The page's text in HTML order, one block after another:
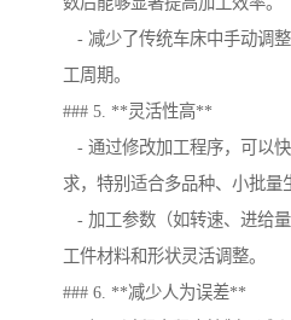
- 减少了传统车床中手动调
工周期。
### 5. **灵活性高**
- 通过修改加工程序，可以
求，特别适合多品种、小批量
- 加工参数（如转速、进给
工件材料和形状灵活调整。
### 6. **减少人为误差**